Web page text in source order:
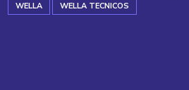
WELLA
WELLA TECNICOS